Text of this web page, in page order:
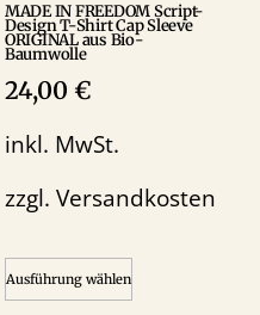
MADE IN FREEDOM Script-
Design T-Shirt Cap Sleeve
ORIGINAL aus Bio-
Baumwolle
24,00 €
inkl. MwSt.
zzgl. Versandkosten
Ausführung wählen